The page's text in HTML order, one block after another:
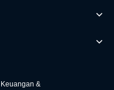
&